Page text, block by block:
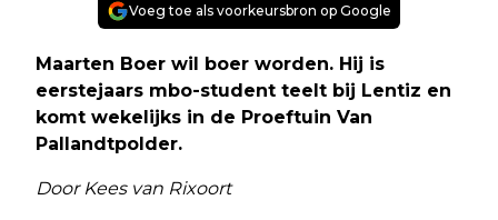
Voeg toe als voorkeursbron op Google
Maarten Boer wil boer worden. Hij is
eerstejaars mbo-student teelt bij Lentiz en
komt wekelijks in de Proeftuin Van
Pallandtpolder.
Door Kees van Rixoort